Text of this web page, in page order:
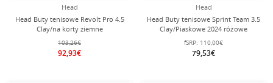
Head
Head Buty tenisowe Revolt Pro 4.5
Clay/na korty ziemne
białe/aquablue damskie
103,26€
92,93€
Head
Head Buty tenisowe Sprint Team 3.5
Clay/Piaskowe 2024 różowe
Damskie
fSRP: 110,00€
79,53€